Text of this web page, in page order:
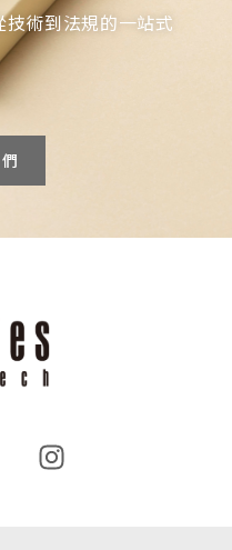
術到法規的一站式